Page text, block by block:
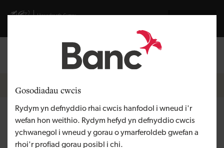
Gosodiadau cwcis
Rydym yn defnyddio rhai cwcis hanfodol i wneud i'r
wefan hon weithio. Rydym hefyd yn defnyddio cwcis
ychwanegol i wneud y gorau o ymarferoldeb gwefan a
rhoi'r profiad gorau posibl i chi.
Visit gov.wales website
Mewngofnodi
Breadcrumb
Hafan
Olew Dros Gymru